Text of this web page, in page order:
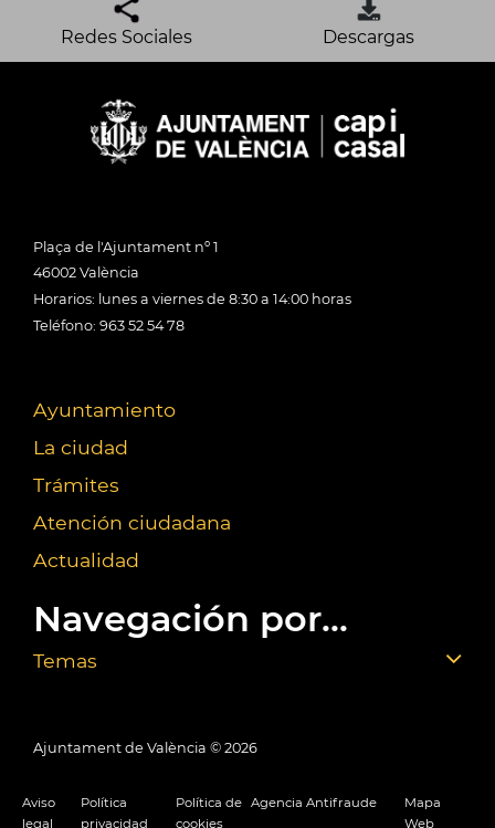
Redes Sociales Descargas
Plaça de l'Ajuntament nº 1
46002 València
Horarios: lunes a viernes de 8:30 a 14:00 horas
Teléfono: 963 52 54 78
Ayuntamiento
La ciudad
Trámites
Atención ciudadana
Actualidad
Navegación por...
Temas
Ajuntament de València © 2026
Aviso
legal
Política
privacidad
Política de
cookies
Agencia Antifraude
Mapa
Web